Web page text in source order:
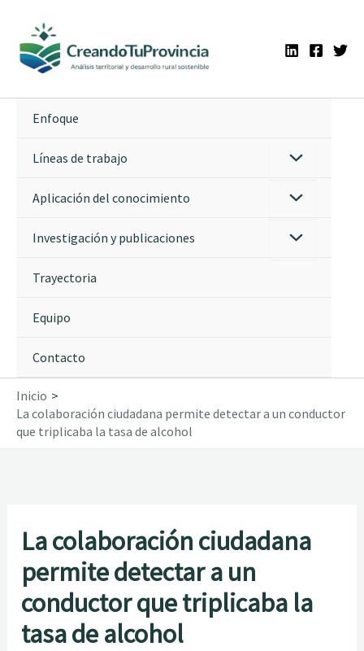
contenido
Enfoque
Líneas de trabajo
Aplicación del conocimiento
Investigación y publicaciones
Trayectoria
Equipo
Contacto
Inicio
La colaboración ciudadana permite detectar a un conductor
que triplicaba la tasa de alcohol
La colaboración ciudadana
permite detectar a un
conductor que triplicaba la
tasa de alcohol